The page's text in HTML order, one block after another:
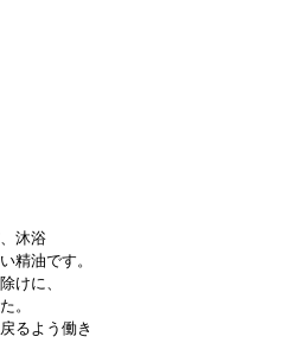
沐浴
精油です。
けに、
。
るよう働き